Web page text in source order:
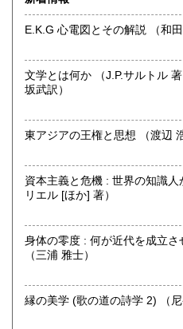
沖縄県 300円
にお問い合わせください。出張
沿線名：伯備線・桃太郎線(吉
営業時間：9時から17時
定休日：年中無休
不死鳥BOOKSでは、書籍だけ
ゲーム、おもちゃ、骨董品ま
にお問い合わせください。出張
哲学宗教、歴史、社会科学、
国書、サブカルチャー、古書
オールジャンル
E.K.G 心電図とその
文学とは何か （J.P.サルトル 著 ; 加藤周一, 白井健三郎, 海老
坂武訳）
東アジアの王権と思想 （
資本主義と危機 : 世界の知識人からの警告
リエル [ほか] 著）
身体の零度 : 何が近代を成立
（三浦 雅士）
縁の美学 (